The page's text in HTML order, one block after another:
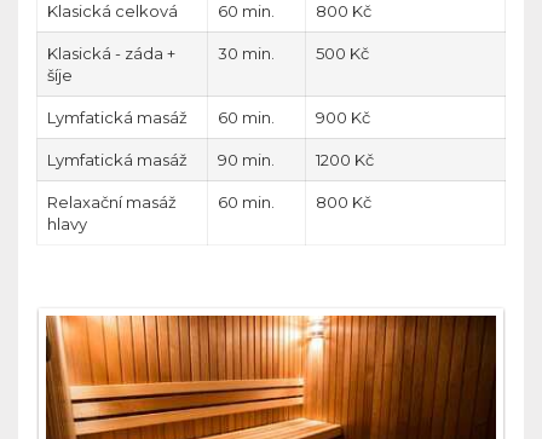
Klasická celková 60 min. 800 Kč
Klasická - záda +
šíje
30 min. 500 Kč
Lymfatická masáž 60 min. 900 Kč
Lymfatická masáž 90 min. 1200 Kč
Relaxační masáž
hlavy
60 min. 800 Kč